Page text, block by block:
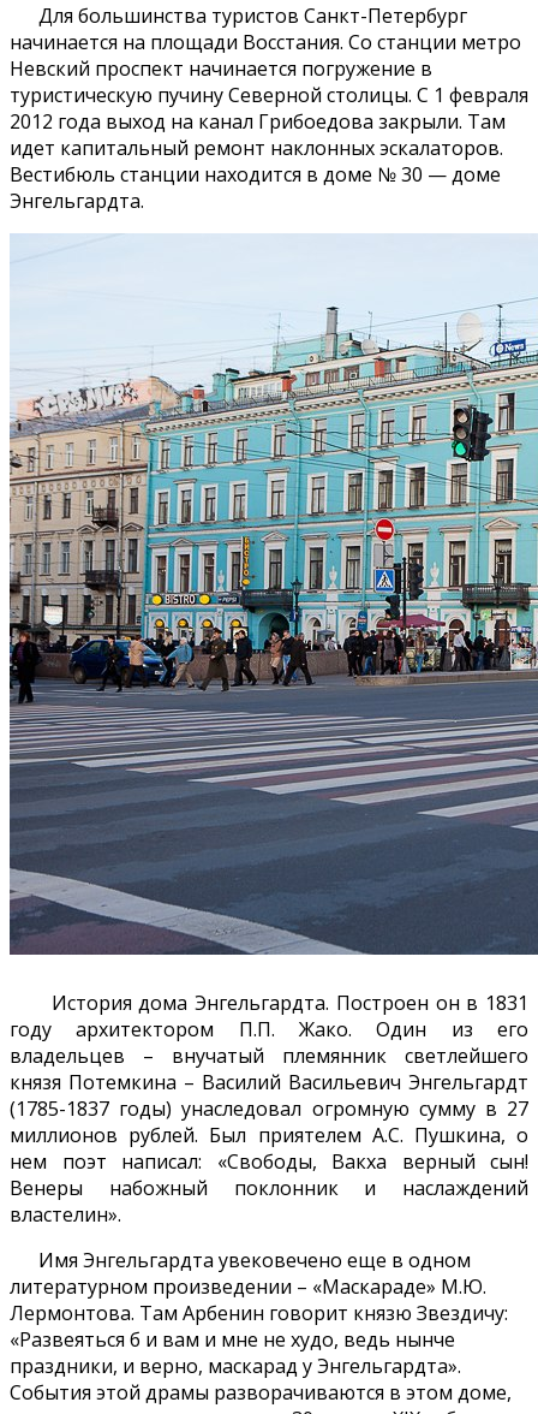
Для большинства туристов Санкт-Петербург
начинается на площади Восстания. Со станции метро
Невский проспект начинается погружение в
туристическую пучину Северной столицы. С 1 февраля
2012 года выход на канал Грибоедова закрыли. Там
идет капитальный ремонт наклонных эскалаторов.
Вестибюль станции находится в доме № 30 — доме
Энгельгардта.
История дома Энгельгардта. Построен он в 1831
году архитектором П.П. Жако. Один из его
владельцев – внучатый племянник светлейшего
князя Потемкина – Василий Васильевич Энгельгардт
(1785-1837 годы) унаследовал огромную сумму в 27
миллионов рублей. Был приятелем А.С. Пушкина, о
нем поэт написал: «Свободы, Вакха верный сын!
Венеры набожный поклонник и наслаждений
властелин».
Имя Энгельгардта увековечено еще в одном
литературном произведении – «Маскараде» М.Ю.
Лермонтова. Там Арбенин говорит князю Звездичу:
«Развеяться б и вам и мне не худо, ведь нынче
праздники, и верно, маскарад у Энгельгардта».
События этой драмы разворачиваются в этом доме,